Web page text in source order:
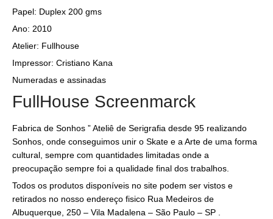
Papel: Duplex 200 gms
Ano: 2010
Atelier: Fullhouse
Impressor: Cristiano Kana
Numeradas e assinadas
FullHouse Screenmarck
Fabrica de Sonhos ” Ateliê de Serigrafia desde 95 realizando
Sonhos, onde conseguimos unir o Skate e a Arte de uma forma
cultural, sempre com quantidades limitadas onde a
preocupação sempre foi a qualidade final dos trabalhos.
Todos os produtos disponíveis no site podem ser vistos e
retirados no nosso endereço fisico Rua Medeiros de
Albuquerque, 250 – Vila Madalena – São Paulo – SP .